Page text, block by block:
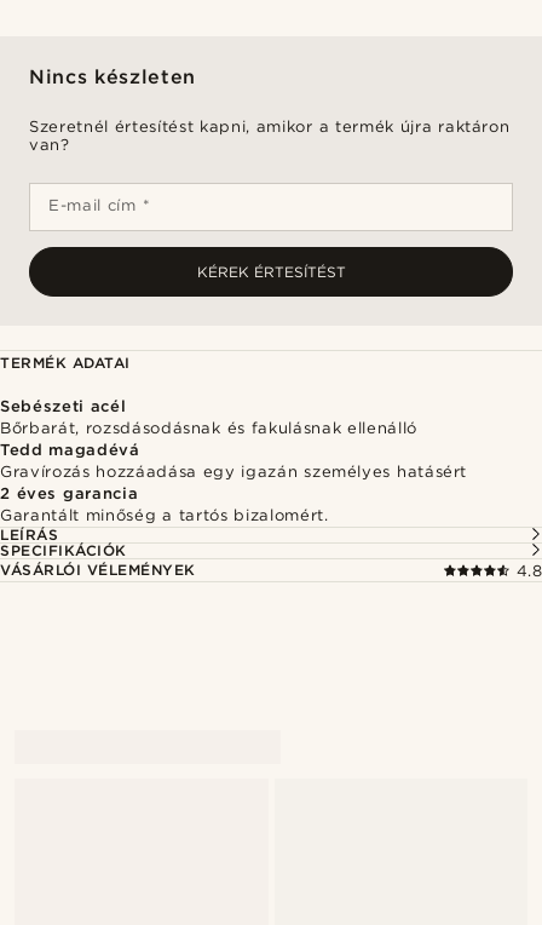
Nincs készleten
Szeretnél értesítést kapni, amikor a termék újra raktáron
van?
E-mail cím *
KÉREK ÉRTESÍTÉST
TERMÉK ADATAI
Sebészeti acél
Bőrbarát, rozsdásodásnak és fakulásnak ellenálló
Tedd magadévá
Gravírozás hozzáadása egy igazán személyes hatásért
2 éves garancia
Garantált minőség a tartós bizalomért.
LEÍRÁS
SPECIFIKÁCIÓK
VÁSÁRLÓI VÉLEMÉNYEK
4.8